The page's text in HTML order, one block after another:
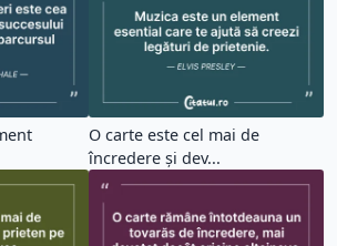
O carte este cel mai de
încredere și dev...